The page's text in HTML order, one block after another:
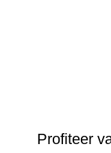
Profiteer